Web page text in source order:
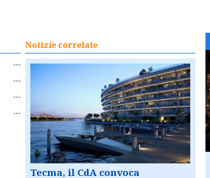
---
---
---
---
Notizie correlate
Tecma, il CdA convoca